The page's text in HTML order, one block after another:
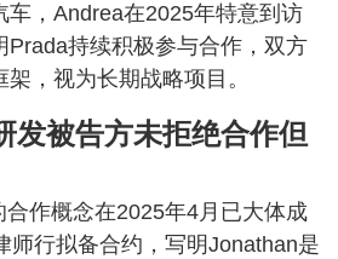
车，Andrea在2025年特意到访
Prada持续积极参与合作，双方
，视为长期战略项目。
发被告方未拒绝合作但
合作概念在2025年4月已大体成
师行拟备合约，写明Jonathan是